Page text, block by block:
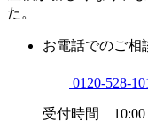
た。
お電話でのご相
0120-528-
受付時間 10:00